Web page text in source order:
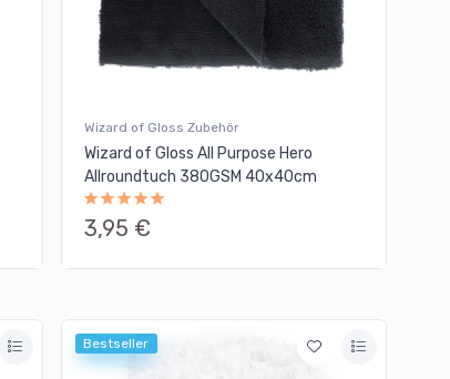
Wizard of Gloss Zubehör
Wizard of Gloss All Purpose Hero
Allroundtuch 380GSM 40x40cm
3,95 €
Bestseller